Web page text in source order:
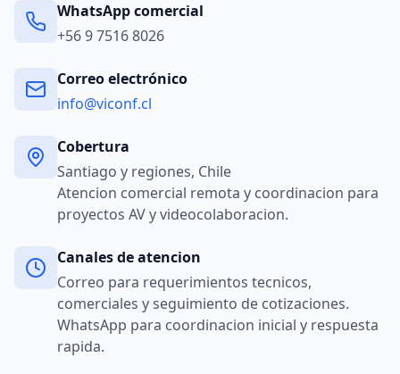
WhatsApp comercial
+56 9 7516 8026
Correo electrónico
info@viconf.cl
Cobertura
Santiago y regiones, Chile
Atencion comercial remota y coordinacion para
proyectos AV y videocolaboracion.
Canales de atencion
Correo para requerimientos tecnicos,
comerciales y seguimiento de cotizaciones.
WhatsApp para coordinacion inicial y respuesta
rapida.